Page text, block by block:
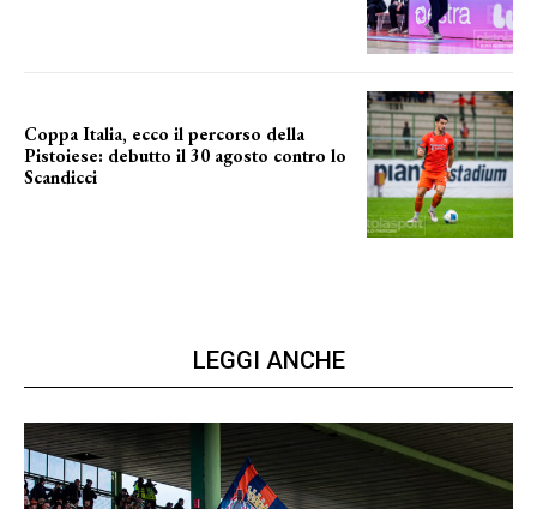
Coppa Italia, ecco il percorso della
Pistoiese: debutto il 30 agosto contro lo
Scandicci
LEGGI ANCHE